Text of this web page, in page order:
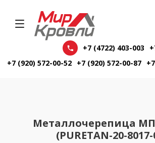
+7 (4722) 403-003
+7 (920) 572-00-52 +7 (920) 572-00-87
Металлочерепица
(PURETAN-20-8017-